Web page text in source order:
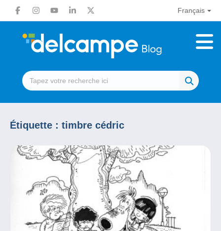
Français
Étiquette : timbre cédric